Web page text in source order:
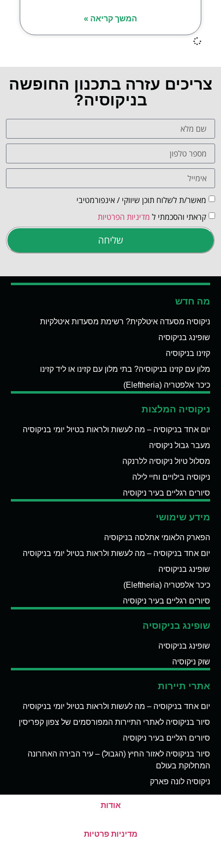
המשך קריאה »
צריכים עזרה בתכנון החופשה
בניקוסיה?
מאשר/ת לשלוח תוכן שיווקי / אינפורמטיבי
קראתי והסכמתי ל מדיניות הפרטיות
שליחה
מה חדש
ניקוסיה מסעדה איטלקית? רשימת מסעדות איטלקיות
שופינג בניקוסיה
קזינו בניקוסיה
מלון עם קזינו בניקוסיה? בתי מלון עם קזינו או ליד קזינו
כיכר אלפטריה (Eleftheria)
ניקוסיה המלצות
יום אחד בניקוסיה – מה לעשות ולראות בטיול יומי בניקוסיה
מעבר גבול ניקוסיה
מסלול טיול ניקוסיה ללרנקה
ניקוסיה בילויים וחיי לילה
סיורים רגליים בעיר ניקוסיה
מידע שימושי
הפארק הלאומי אתלסה בניקוסיה
יום אחד בניקוסיה – מה לעשות ולראות בטיול יומי בניקוסיה
שופינג בניקוסיה
כיכר אלפטריה (Eleftheria)
סיורים רגליים בעיר ניקוסיה
שופינג בניקוסיה
שופינג בניקוסיה
שוק ניקוסיה
אתרי תיירות
יום אחד בניקוסיה – מה לעשות ולראות בטיול יומי בניקוסיה
סיור בניקוסיה לאתרי התיירות המפורסמים של צפון קפריסין
סיורים רגליים בעיר ניקוסיה
סיור בניקוסיה לאזור החיץ (הגבול) – עיר הבירה האחרונה
המחלוקת בעולם
ניקוסיה לונה פארק
אודות
מדיניות פרטיות